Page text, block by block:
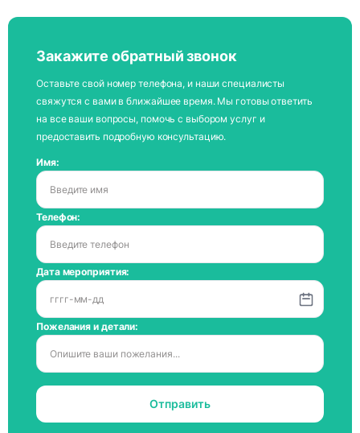
Закажите обратный звонок
Оставьте свой номер телефона, и наши специалисты
свяжутся с вами в ближайшее время. Мы готовы ответить
на все ваши вопросы, помочь с выбором услуг и
предоставить подробную консультацию.
Имя:
Телефон:
Дата мероприятия:
Пожелания и детали:
Отправить